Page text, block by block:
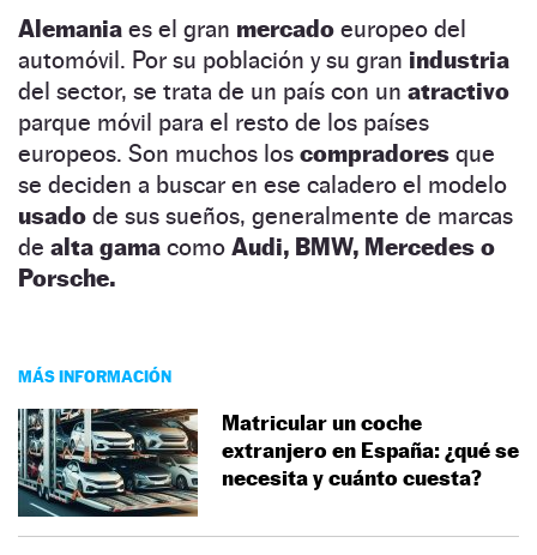
Alemania es el gran mercado europeo del
automóvil. Por su población y su gran industria
del sector, se trata de un país con un atractivo
parque móvil para el resto de los países
europeos. Son muchos los compradores que
se deciden a buscar en ese caladero el modelo
usado de sus sueños, generalmente de marcas
de alta gama como Audi, BMW, Mercedes o
Porsche.
MÁS INFORMACIÓN
Matricular un coche
extranjero en España: ¿qué se
necesita y cuánto cuesta?